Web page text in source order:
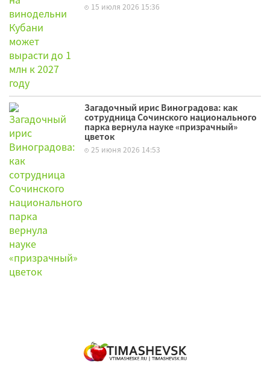
15 июля 2026 15:36
Загадочный ирис Виноградова: как
сотрудница Сочинского национального
парка вернула науке «призрачный»
цветок
25 июня 2026 14:53